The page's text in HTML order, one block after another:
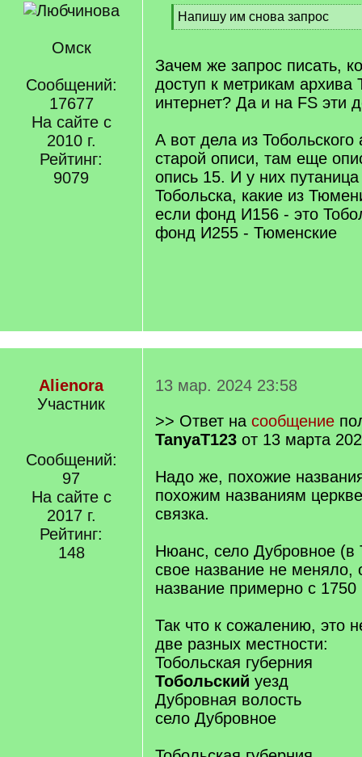
Омск
Сообщений:
17677
На сайте с
2010 г.
Рейтинг:
9079
[
q
Напишу им снова запрос
[
q
]
Зачем же запрос писать,
доступ к метрикам архива
интернет? Да и на FS эти
А вот дела из
старой описи, там еще
опись 15. И у них
Тобольска, какие из
если фонд И156 - это
фонд И255 - Тюменские
Alienora
Участник
Сообщений:
97
На сайте с
2017 г.
Рейтинг:
148
13 мар. 2024 23:58
>> Ответ на сообщение
TanyaT123 от 13 марта
Надо же, похожие
похожим названиям
связка.
Нюанс, село Дубровное (в
свое название не меняло,
название примерно с 1750
Так что к сожалению, это
две разных местности:
Тобольская губерния
Тобольский уезд
Дубровная волость
село Дубровное